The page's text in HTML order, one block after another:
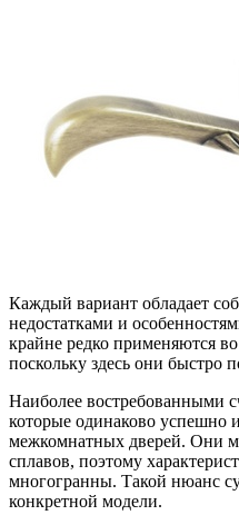
Каждый вариант обладает
недостатками и
крайне редко применяются
поскольку здесь они быстро
Наиболее востребованными
которые одинаково успешно
межкомнатных дверей. Они
сплавов, поэтому
многогранны. Такой нюанс
конкретной модели.